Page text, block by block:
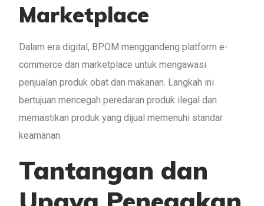
Marketplace
Dalam era digital, BPOM menggandeng platform e-
commerce dan marketplace untuk mengawasi
penjualan produk obat dan makanan. Langkah ini
bertujuan mencegah peredaran produk ilegal dan
memastikan produk yang dijual memenuhi standar
keamanan.
Tantangan dan